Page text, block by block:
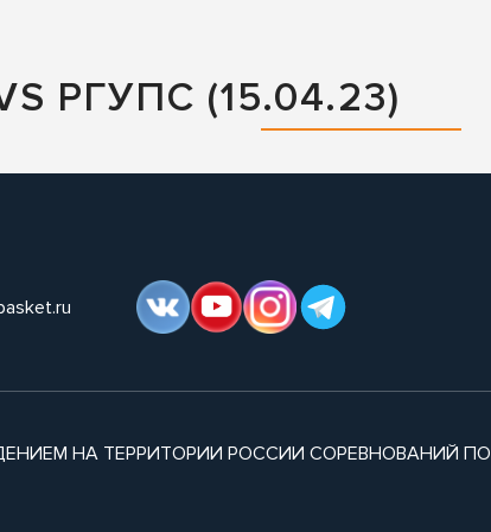
РГУПС (15.04.23)
НА ТЕРРИТОРИИ РОССИИ СОРЕВНОВАНИЙ ПО